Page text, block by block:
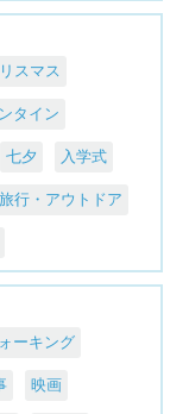
スマス
タイン
七夕 入学式
旅行・アウトドア
ーキング
映画